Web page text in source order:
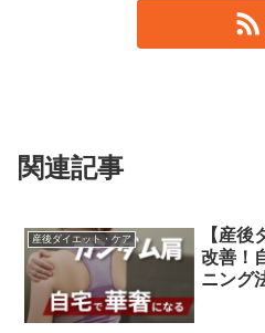
関連記事
産後ダイエット・ケア
【産
改善！
ニング